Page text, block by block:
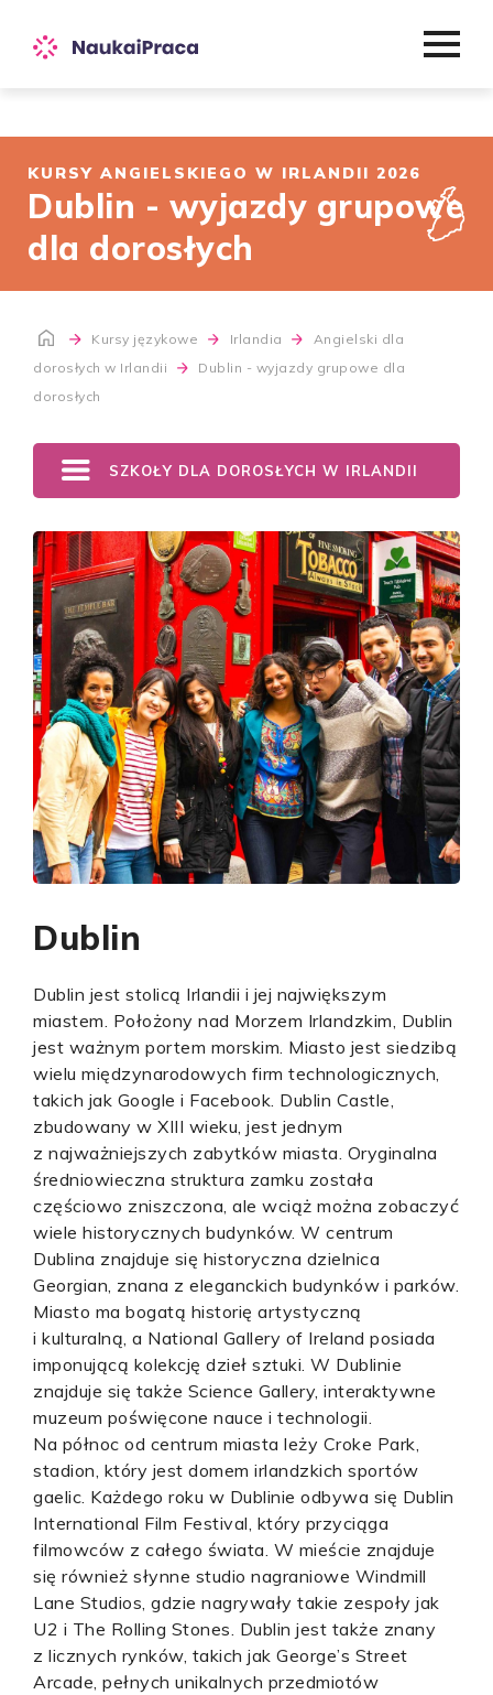
KURSY ANGIELSKIEGO W IRLANDII 2026
Dublin - wyjazdy grupowe
dla dorosłych
Kursy językowe Irlandia
Angielski dla
dorosłych w Irlandii
Dublin - wyjazdy grupowe dla
dorosłych
SZKOŁY DLA DOROSŁYCH W IRLANDII
Dublin
Dublin jest stolicą Irlandii i jej największym
miastem. Położony nad Morzem Irlandzkim, Dublin
jest ważnym portem morskim. Miasto jest siedzibą
wielu międzynarodowych firm technologicznych,
takich jak Google i Facebook. Dublin Castle,
zbudowany w XIII wieku, jest jednym
z najważniejszych zabytków miasta. Oryginalna
średniowieczna struktura zamku została
częściowo zniszczona, ale wciąż można zobaczyć
wiele historycznych budynków. W centrum
Dublina znajduje się historyczna dzielnica
Georgian, znana z eleganckich budynków i parków.
Miasto ma bogatą historię artystyczną
i kulturalną, a National Gallery of Ireland posiada
imponującą kolekcję dzieł sztuki. W Dublinie
znajduje się także Science Gallery, interaktywne
muzeum poświęcone nauce i technologii.
Na północ od centrum miasta leży Croke Park,
stadion, który jest domem irlandzkich sportów
gaelic. Każdego roku w Dublinie odbywa się Dublin
International Film Festival, który przyciąga
filmowców z całego świata. W mieście znajduje
się również słynne studio nagraniowe Windmill
Lane Studios, gdzie nagrywały takie zespoły jak
U2 i The Rolling Stones. Dublin jest także znany
z licznych rynków, takich jak George’s Street
Arcade, pełnych unikalnych przedmiotów